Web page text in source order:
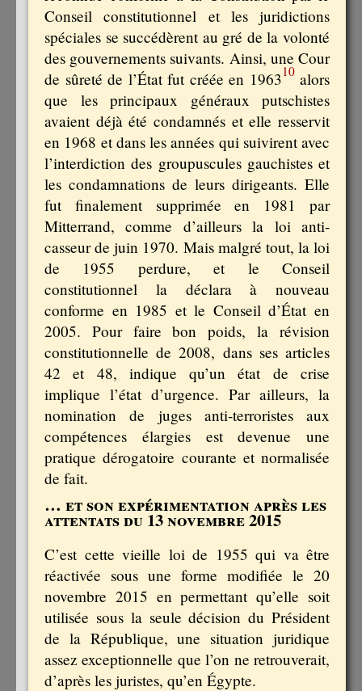
Conseil constitutionnel et les juridictions
spéciales se succédèrent au gré de la volonté
des gouvernements suivants. Ainsi, une Cour
de sûreté de l’État fut créée en 196310alors
que les principaux généraux putschistes
avaient déjà été condamnés et elle resservit
en 1968 et dans les années qui suivirent avec
l’interdiction des groupuscules gauchistes et
les condamnations de leurs dirigeants. Elle
fut finalement supprimée en 1981 par
Mitterrand, comme d’ailleurs la loi anti-
casseur de juin 1970. Mais malgré tout, la loi
de 1955 perdure, et le Conseil
constitutionnel la déclara à nouveau
conforme en 1985 et le Conseil d’État en
2005. Pour faire bon poids, la révision
constitutionnelle de 2008, dans ses articles
42 et 48, indique qu’un état de crise
implique l’état d’urgence. Par ailleurs, la
nomination de juges anti-terroristes aux
compétences élargies est devenue une
pratique dérogatoire courante et normalisée
de fait.
… et son expérimentation après les
attentats du 13 novembre 2015
C’est cette vieille loi de 1955 qui va être
réactivée sous une forme modifiée le 20
novembre 2015 en permettant qu’elle soit
utilisée sous la seule décision du Président
de la République, une situation juridique
assez exceptionnelle que l’on ne retrouverait,
d’après les juristes, qu’en Égypte.